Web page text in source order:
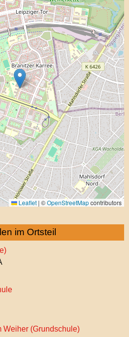
Leaflet | ©OpenStreetMapcontributors
im Ortsteil
Weiher (Grundschule)